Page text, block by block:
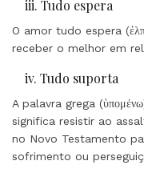
iii. Tudo espera
O amor tudo espera
receber o melhor em
iv. Tudo suporta
A palavra grega
significa resistir ao
no Novo Testamento
sofrimento ou